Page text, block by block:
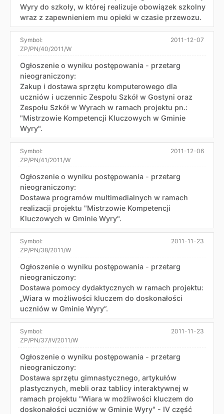
Wyry do szkoły, w której realizuje obowiązek szkolny
wraz z zapewnieniem mu opieki w czasie przewozu.
Symbol:
ZP/PN/40/2011/W
2011-12-07
Ogłoszenie o wyniku postępowania - przetarg
nieograniczony:
Zakup i dostawa sprzętu komputerowego dla
uczniów i uczennic Zespołu Szkół w Gostyni oraz
Zespołu Szkół w Wyrach w ramach projektu pn.:
"Mistrzowie Kompetencji Kluczowych w Gminie
Wyry".
Symbol:
ZP/PN/41/2011/W
2011-12-06
Ogłoszenie o wyniku postępowania - przetarg
nieograniczony:
Dostawa programów multimedialnych w ramach
realizacji projektu "Mistrzowie Kompetencji
Kluczowych w Gminie Wyry".
Symbol:
ZP/PN/38/2011/W
2011-11-23
Ogłoszenie o wyniku postępowania - przetarg
nieograniczony:
Dostawa pomocy dydaktycznych w ramach projektu:
„Wiara w możliwości kluczem do doskonałości
uczniów w Gminie Wyry”.
Symbol:
ZP/PN/37/IV/2011/W
2011-11-23
Ogłoszenie o wyniku postępowania - przetarg
nieograniczony:
Dostawa sprzętu gimnastycznego, artykułów
plastycznych, mebli oraz tablicy interaktywnej w
ramach projektu "Wiara w możliwości kluczem do
doskonałości uczniów w Gminie Wyry" - IV część